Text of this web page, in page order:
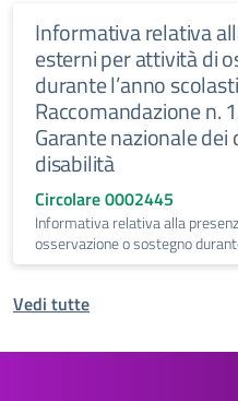
Informativa relativa
esterni per attività di
durante l’anno
Raccomandazione n.
Garante nazionale
disabilità
Circolare 0002445
Informativa relativa alla
osservazione o sostegno
Vedi tutte